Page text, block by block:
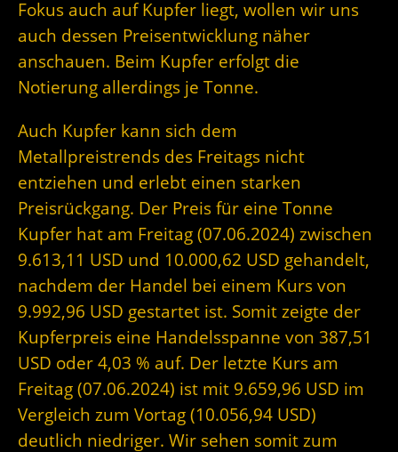
Fokus auch auf Kupfer liegt, wollen wir uns
auch dessen Preisentwicklung näher
anschauen. Beim Kupfer erfolgt die
Notierung allerdings je Tonne.
Auch Kupfer kann sich dem
Metallpreistrends des Freitags nicht
entziehen und erlebt einen starken
Preisrückgang. Der Preis für eine Tonne
Kupfer hat am Freitag (07.06.2024) zwischen
9.613,11 USD und 10.000,62 USD gehandelt,
nachdem der Handel bei einem Kurs von
9.992,96 USD gestartet ist. Somit zeigte der
Kupferpreis eine Handelsspanne von 387,51
USD oder 4,03 % auf. Der letzte Kurs am
Freitag (07.06.2024) ist mit 9.659,96 USD im
Vergleich zum Vortag (10.056,94 USD)
deutlich niedriger. Wir sehen somit zum